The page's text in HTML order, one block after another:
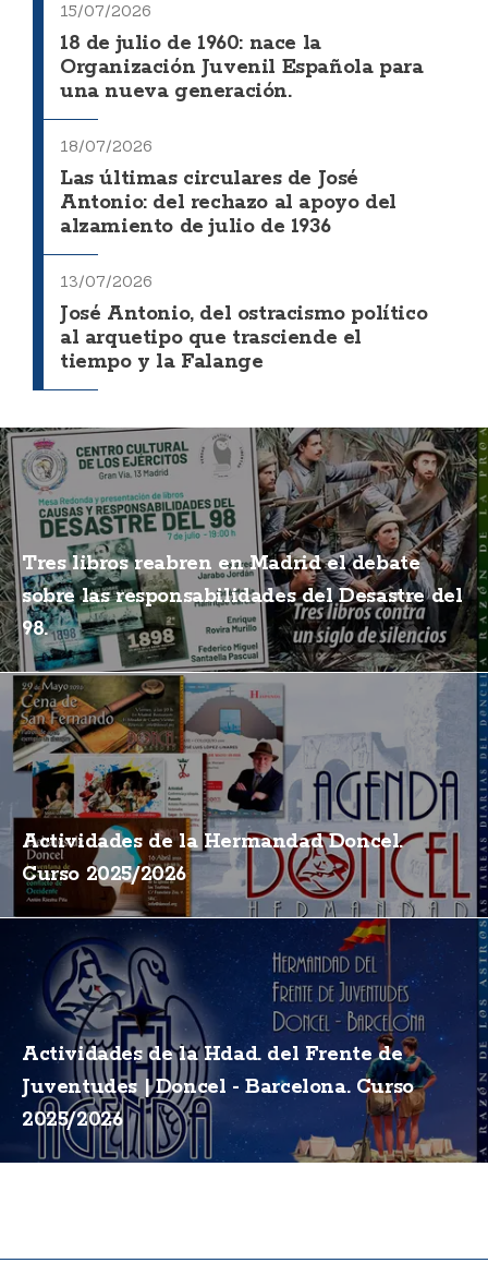
15/07/2026
18 de julio de 1960: nace la
Organización Juvenil Española para
una nueva generación.
18/07/2026
Las últimas circulares de José
Antonio: del rechazo al apoyo del
alzamiento de julio de 1936
13/07/2026
José Antonio, del ostracismo político
al arquetipo que trasciende el
tiempo y la Falange
Tres libros reabren en Madrid el debate
sobre las responsabilidades del Desastre del
98.
Actividades de la Hermandad Doncel.
Curso 2025/2026
Actividades de la Hdad. del Frente de
Juventudes | Doncel - Barcelona. Curso
2025/2026